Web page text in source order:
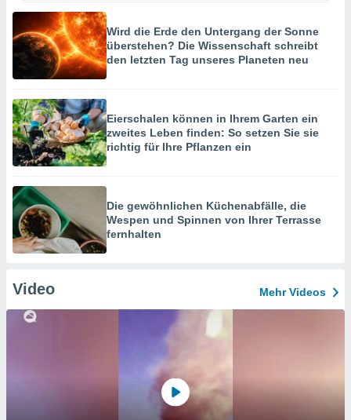
Wird die Erde den Untergang der Sonne
überstehen? Die Wissenschaft schreibt
den letzten Tag unseres Planeten neu
Eierschalen können in Ihrem Garten ein
zweites Leben finden: So setzen Sie sie
richtig für Ihre Pflanzen ein
Die gewöhnlichen Küchenabfälle, die
Wespen und Spinnen von Ihrer Terrasse
fernhalten
Video Mehr Videos